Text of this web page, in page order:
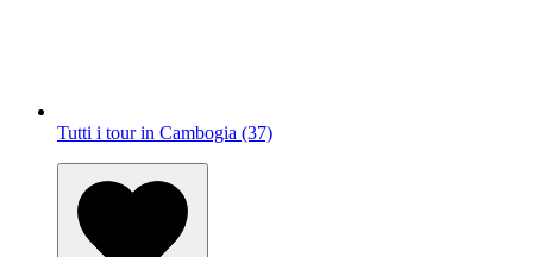
Tutti i tour in Cambogia (37)